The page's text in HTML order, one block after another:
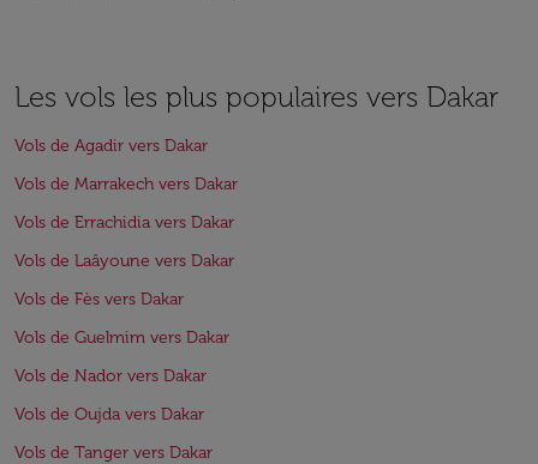
Les vols les plus populaires vers Dakar
Vols de Agadir vers Dakar
Vols de Marrakech vers Dakar
Vols de Errachidia vers Dakar
Vols de Laâyoune vers Dakar
Vols de Fès vers Dakar
Vols de Guelmim vers Dakar
Vols de Nador vers Dakar
Vols de Oujda vers Dakar
Vols de Tanger vers Dakar